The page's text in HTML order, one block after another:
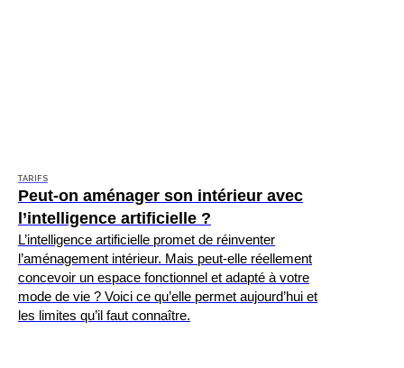
TARIFS
Peut-on aménager son intérieur avec
l’intelligence artificielle ?
L’intelligence artificielle promet de réinventer
l’aménagement intérieur. Mais peut-elle réellement
concevoir un espace fonctionnel et adapté à votre
mode de vie ? Voici ce qu’elle permet aujourd’hui et
les limites qu’il faut connaître.